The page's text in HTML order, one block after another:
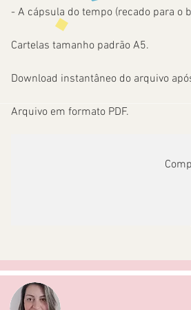
- A cápsula do tempo (recado para o
Cartelas tamanho padrão A5.
Download instantâneo do arquivo
Arquivo em formato PDF.